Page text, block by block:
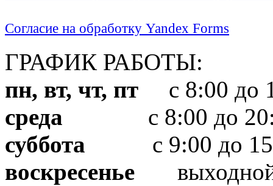
Согласие на обработку Yandex Forms
ГРАФИК РАБОТЫ:
пн, вт, чт, пт с 8:00 до
среда с 8:00 до
суббота с 9:00 до
воскресенье